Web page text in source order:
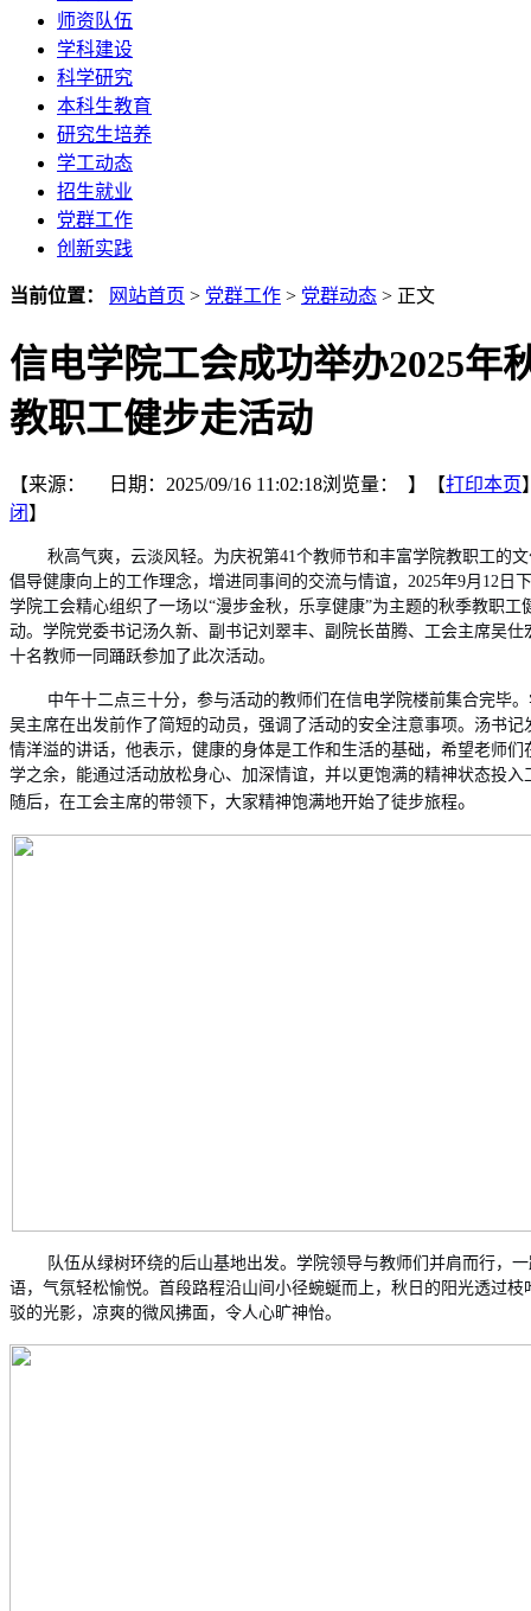
师资队伍
学科建设
科学研究
本科生教育
研究生培养
学工动态
招生就业
党群工作
创新实践
当前位置： 网站首页 > 党群工作 > 党群动态 > 正文
信电学院工会成功举办2025年
教职工健步走活动
【来源： 日期：2025/09/16 11:02:18浏览量： 】【打印本页
闭 】
秋高气爽，云淡风轻。为庆祝第41个教师节和丰富学院教职工的
倡导健康向上的工作理念，增进同事间的交流与情谊，2025年9月12日
学院工会精心组织了一场以“漫步金秋，乐享健康”为主题的秋季教职工
动。学院党委书记汤久新、副书记刘翠丰、副院长苗腾、工会主席吴仕
十名教师一同踊跃参加了此次活动。
中午十二点三十分，参与活动的教师们在信电学院楼前集合完毕
吴主席在出发前作了简短的动员，强调了活动的安全注意事项。汤书记
情洋溢的讲话，他表示，健康的身体是工作和生活的基础，希望老师们
学之余，能通过活动放松身心、加深情谊，并以更饱满的精神状态投入
随后，在工会主席的带领下，大家精神饱满地开始了徒步旅程。
队伍从绿树环绕的后山基地出发。学院领导与教师们并肩而行，
语，气氛轻松愉悦。首段路程沿山间小径蜿蜒而上，秋日的阳光透过枝
驳的光影，凉爽的微风拂面，令人心旷神怡。